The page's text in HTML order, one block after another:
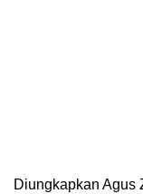
Diungkapkan Agus